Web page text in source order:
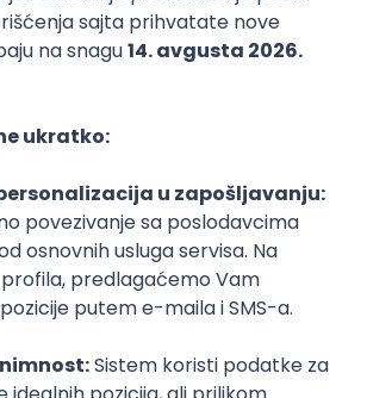
i studentima
@
GRAD
NAČIN RADA
svakog dana u tvom
Prijavi se